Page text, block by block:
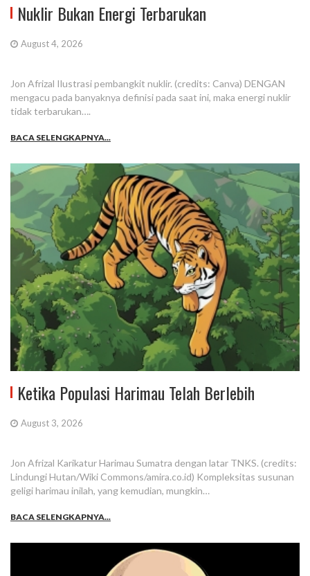
Nuklir Bukan Energi Terbarukan
August 4, 2026
Jon Afrizal Ilustrasi pembangkit nuklir. (credits: Canva) DENGAN
mengacu pada banyaknya definisi pada saat ini, maka energi nuklir
tidak terbarukan….
BACA SELENGKAPNYA...
Ketika Populasi Harimau Telah Berlebih
August 3, 2026
Jon Afrizal Karikatur Harimau Sumatra dengan latar TNKS. (credits:
Lindungi Hutan/Wiki Commons/amira.co.id) Kompleksitas susunan
geligi harimau inilah, yang kemudian, mungkin…
BACA SELENGKAPNYA...